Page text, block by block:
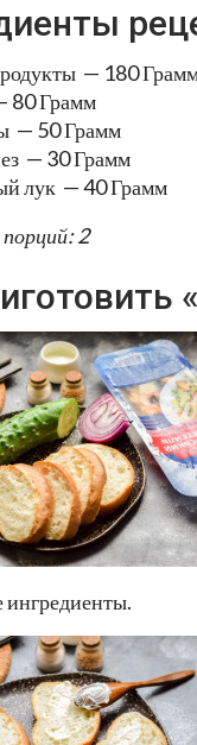
— 180
80 Грамм
— 50 Грамм
— 30 Грамм
лук — 40 Грамм
2
ингредиенты.